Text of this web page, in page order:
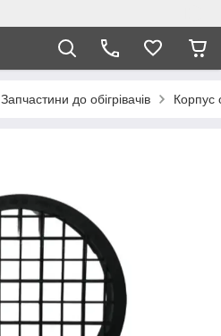
Запчастини до обігрівачів Корпус